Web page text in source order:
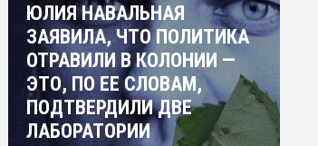
ЮЛИЯ НАВАЛЬНАЯ
ЗАЯВИЛА, ЧТО ПОЛИТИКА
ОТРАВИЛИ В КОЛОНИИ —
ЭТО, ПО ЕЕ СЛОВАМ,
ПОДТВЕРДИЛИ ДВЕ
ЛАБОРАТОРИИ